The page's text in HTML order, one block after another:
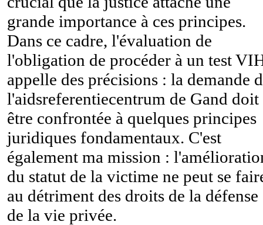
grande importance à ces principes.
Dans ce cadre, l'évaluation de
l'obligation de procéder à un test
appelle des précisions : la demande
l'aidsreferentiecentrum de Gand doit
être confrontée à quelques principes
juridiques fondamentaux. C'est
également ma mission :
du statut de la victime ne peut se
au détriment des droits de la défense
de la vie privée.